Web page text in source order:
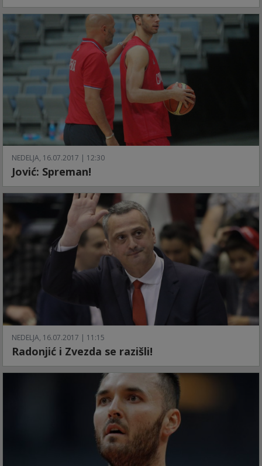
NEDELJA, 16.07.2017 | 12:30
Jović: Spreman!
NEDELJA, 16.07.2017 | 11:15
Radonjić i Zvezda se razišli!